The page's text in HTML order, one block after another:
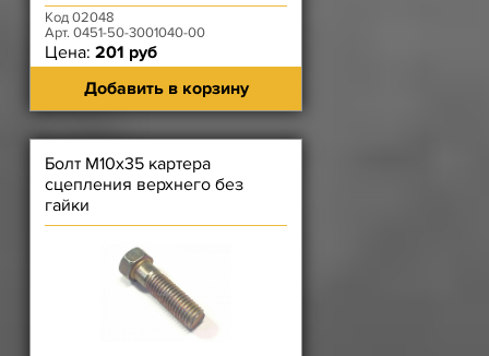
Код 02048
Арт. 0451-50-3001040-00
Цена: 201 руб
Добавить в корзину
Болт М10х35 картера
сцепления верхнего без
гайки